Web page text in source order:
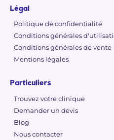
Légal
Politique de confidentialité
Conditions générales
Conditions générales de vente
Mentions légales
Particuliers
Trouvez votre clinique
Demander un devis
Blog
Nous contacter